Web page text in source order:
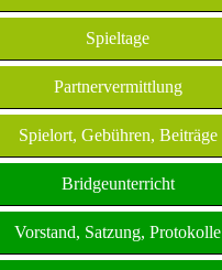
Spieltage
Partnervermittlung
Spielort, Gebühren, Beiträge
Bridgeunterricht
Vorstand, Satzung, Protokolle